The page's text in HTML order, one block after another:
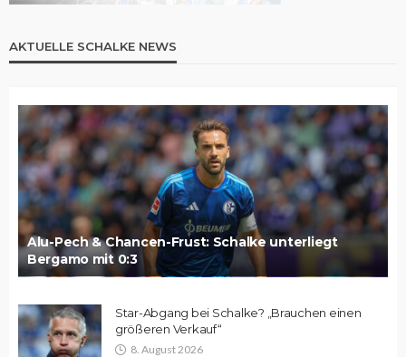
AKTUELLE SCHALKE NEWS
Alu-Pech & Chancen-Frust: Schalke unterliegt
Bergamo mit 0:3
Star-Abgang bei Schalke? „Brauchen einen
größeren Verkauf“
8. August 2026